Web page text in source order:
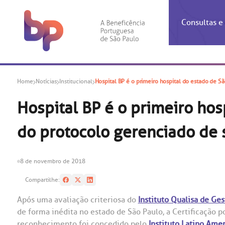
Consultas
A BP
do
A
Check-
Ética e
Banco
Centro
Centro
Outras
Home Notícias Institucional Hospital BP é o primeiro hospital do estado de
Hospital BP é o primeiro
do protocolo gerenciado de
8 de novembro de 2018
Compartilhe:
Após uma avaliação criteriosa do Instituto Qualisa de
de forma inédita no estado de São Paulo, a Certificação